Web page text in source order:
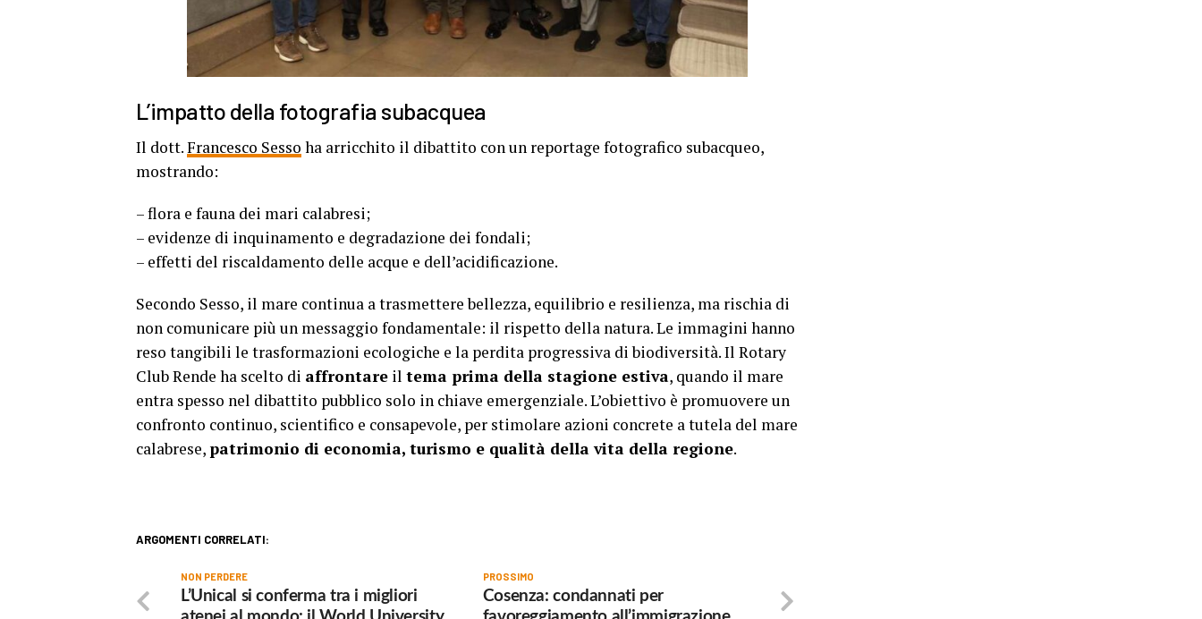
L’impatto della fotografia subacquea
Il dott.Francesco Sesso ha arricchito il dibattito con un reportage fotografico subacqueo,
mostrando:
– flora e fauna dei mari calabresi;
– evidenze di inquinamento e degradazione dei fondali;
– effetti del riscaldamento delle acque e dell’acidificazione.
Secondo Sesso, il mare continua a trasmettere bellezza, equilibrio e resilienza, ma rischia di
non comunicare più un messaggio fondamentale: il rispetto della natura. Le immagini hanno
reso tangibili le trasformazioni ecologiche e la perdita progressiva di biodiversità. Il Rotary
Club Rende ha scelto di affrontare il tema prima della stagione estiva, quando il mare
entra spesso nel dibattito pubblico solo in chiave emergenziale. L’obiettivo è promuovere un
confronto continuo, scientifico e consapevole, per stimolare azioni concrete a tutela del mare
calabrese, patrimonio di economia, turismo e qualità della vita della regione.
ARGOMENTI CORRELATI:
PROSSIMO
Cosenza: condannati per
NON PERDERE
L’Unical si conferma tra i migliori